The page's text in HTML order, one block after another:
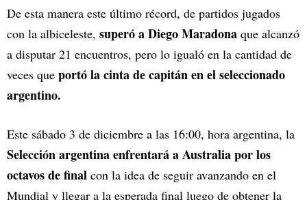
De esta manera este último récord, de partidos jugados
con la albiceleste, superó a Diego Maradona que alcanzó
a disputar 21 encuentros, pero lo igualó en la cantidad de
veces que portó la cinta de capitán en el seleccionado
argentino.
Este sábado 3 de diciembre a las 16:00, hora argentina, la
Selección argentina enfrentará a Australia por los
octavos de final con la idea de seguir avanzando en el
Mundial y llegar a la esperada final luego de obtener la